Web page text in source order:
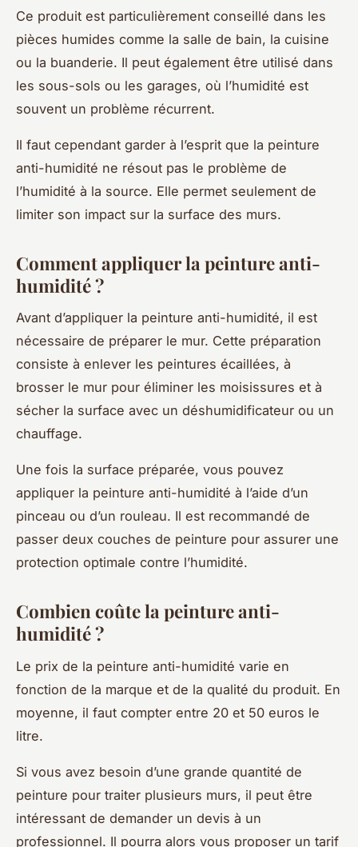
Ce produit est particulièrement conseillé dans les
pièces humides comme la salle de bain, la cuisine
ou la buanderie. Il peut également être utilisé dans
les sous-sols ou les garages, où l’humidité est
souvent un problème récurrent.
Il faut cependant garder à l’esprit que la peinture
anti-humidité ne résout pas le problème de
l’humidité à la source. Elle permet seulement de
limiter son impact sur la surface des murs.
Comment appliquer la peinture anti-
humidité ?
Avant d’appliquer la peinture anti-humidité, il est
nécessaire de préparer le mur. Cette préparation
consiste à enlever les peintures écaillées, à
brosser le mur pour éliminer les moisissures et à
sécher la surface avec un déshumidificateur ou un
chauffage.
Une fois la surface préparée, vous pouvez
appliquer la peinture anti-humidité à l’aide d’un
pinceau ou d’un rouleau. Il est recommandé de
passer deux couches de peinture pour assurer une
protection optimale contre l’humidité.
Combien coûte la peinture anti-
humidité ?
Le prix de la peinture anti-humidité varie en
fonction de la marque et de la qualité du produit. En
moyenne, il faut compter entre 20 et 50 euros le
litre.
Si vous avez besoin d’une grande quantité de
peinture pour traiter plusieurs murs, il peut être
intéressant de demander un devis à un
professionnel. Il pourra alors vous proposer un tarif